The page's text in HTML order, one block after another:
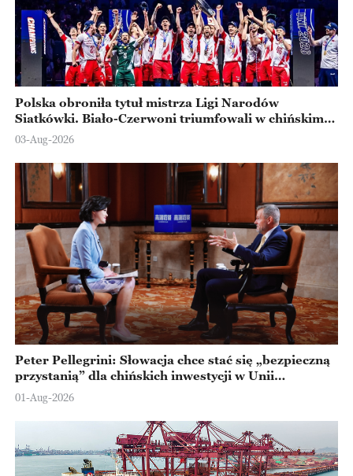
Polska obroniła tytuł mistrza Ligi Narodów
Siatkówki. Biało-Czerwoni triumfowali w chińskim
Ningbo
03-Aug-2026
Peter Pellegrini: Słowacja chce stać się „bezpieczną
przystanią” dla chińskich inwestycji w Unii
Europejskiej
01-Aug-2026